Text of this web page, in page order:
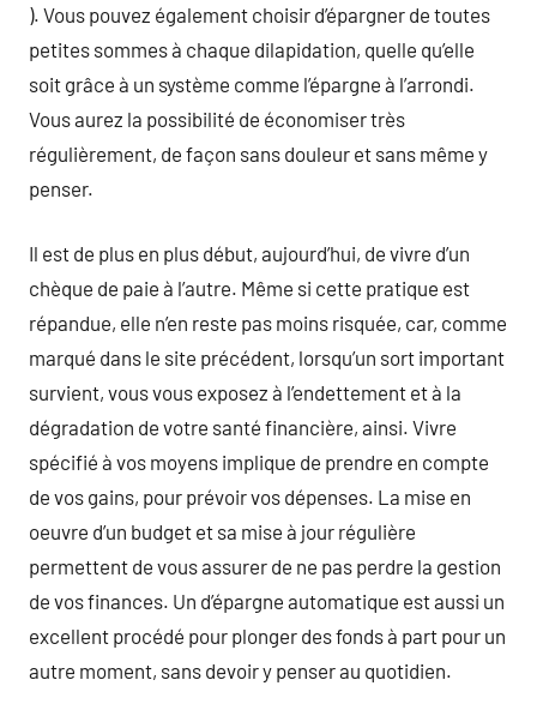
). Vous pouvez également choisir d’épargner de toutes
petites sommes à chaque dilapidation, quelle qu’elle
soit grâce à un système comme l’épargne à l’arrondi.
Vous aurez la possibilité de économiser très
régulièrement, de façon sans douleur et sans même y
penser.
Il est de plus en plus début, aujourd’hui, de vivre d’un
chèque de paie à l’autre. Même si cette pratique est
répandue, elle n’en reste pas moins risquée, car, comme
marqué dans le site précédent, lorsqu’un sort important
survient, vous vous exposez à l’endettement et à la
dégradation de votre santé financière, ainsi. Vivre
spécifié à vos moyens implique de prendre en compte
de vos gains, pour prévoir vos dépenses. La mise en
oeuvre d’un budget et sa mise à jour régulière
permettent de vous assurer de ne pas perdre la gestion
de vos finances. Un d’épargne automatique est aussi un
excellent procédé pour plonger des fonds à part pour un
autre moment, sans devoir y penser au quotidien.